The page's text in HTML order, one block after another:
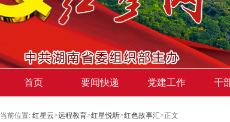
首页 要闻快递 党建工作 干
当前位置: 红星云>远程教育>红星悦听>红色故事汇>正文